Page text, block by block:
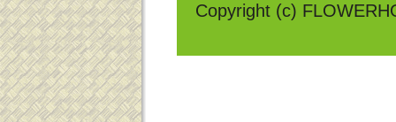
Copyright (c)